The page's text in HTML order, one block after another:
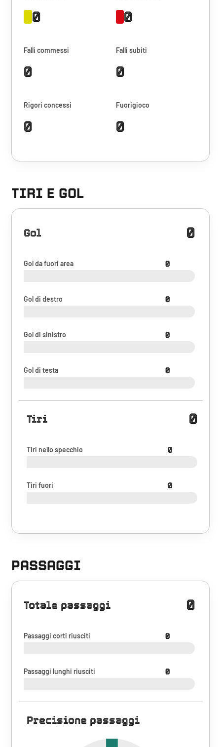
0 0
Falli commessi
0
Falli subiti
0
Rigori concessi
0
Fuorigioco
0
TIRI E GOL
Gol 0
Gol da fuori area 0
Gol di destro 0
Gol di sinistro 0
Gol di testa 0
Tiri 0
Tiri nello specchio 0
Tiri fuori 0
PASSAGGI
Totale passaggi 0
Passaggi corti riusciti 0
Passaggi lunghi riusciti 0
Precisione passaggi